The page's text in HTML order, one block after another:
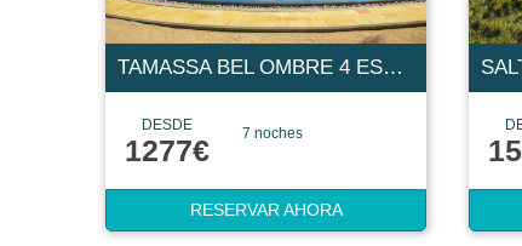
TAMASSA BEL OMBRE 4 ESTRELLAS
DESDE
1277€ 7 noches
RESERVAR AHORA